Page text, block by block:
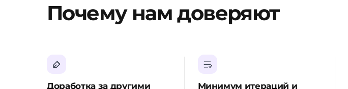
Почему нам доверяют
Доработка за другими
Минимум итераций и